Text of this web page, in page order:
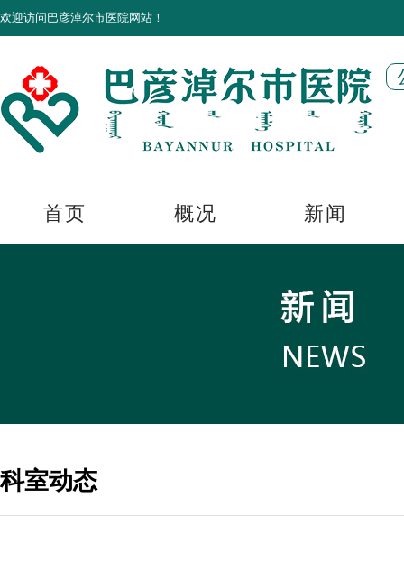
欢迎访问巴彦淖尔市医院网站！
首页 概况 新闻
科室动态